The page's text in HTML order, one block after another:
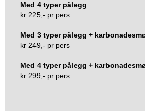
Med 4 typer pålegg
kr 225,- pr pers
Med 3 typer pålegg +
kr 249,- pr pers
Med 4 typer pålegg +
kr 299,- pr pers